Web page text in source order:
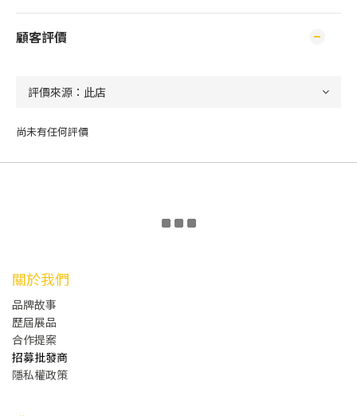
顧客評價
尚未有任何評價
關於我們
品牌故事
歷屆展品
合作提案
招募批發商
隱私權政策